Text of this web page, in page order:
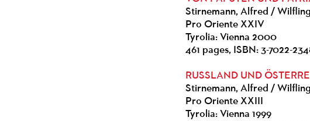
Stirnemann, Alfred /
Pro Oriente XXIV
Tyrolia: Vienna 2000
461 pages, ISBN: 3-7022-
RUSSLAND UND
Stirnemann, Alfred /
Pro Oriente XXIII
Tyrolia: Vienna 1999